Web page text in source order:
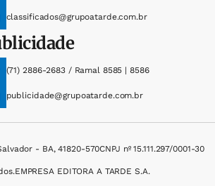
classificados@grupoatarde.com.br
(71) 2886-2683 / Ramal 8585 | 8586
publicidade@grupoatarde.com.br
- BA, 41820-570CNPJ nº 15.111.297/0001-30
EMPRESA EDITORA A TARDE S.A.